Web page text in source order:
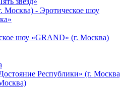
Москва) - Эротическое шоу
шоу «GRAND» (г. Москва)
Республики» (г.